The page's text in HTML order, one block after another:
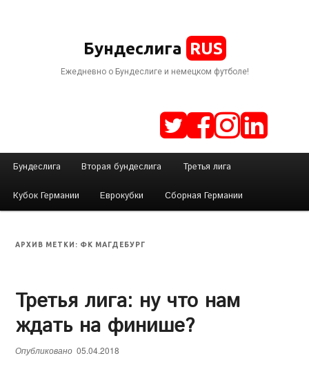
Бундеслига RUS
Ежедневно о Бундеслиге и немецком футболе!
Перейти
к
содержимому
Перейти
к
содержимому
Бундеслига Вторая бундеслига Третья лига
Кубок Германии Еврокубки Сборная Германии
АРХИВ МЕТКИ: ФК МАГДЕБУРГ
Третья лига: ну что нам
ждать на финише?
Опубликовано 05.04.2018